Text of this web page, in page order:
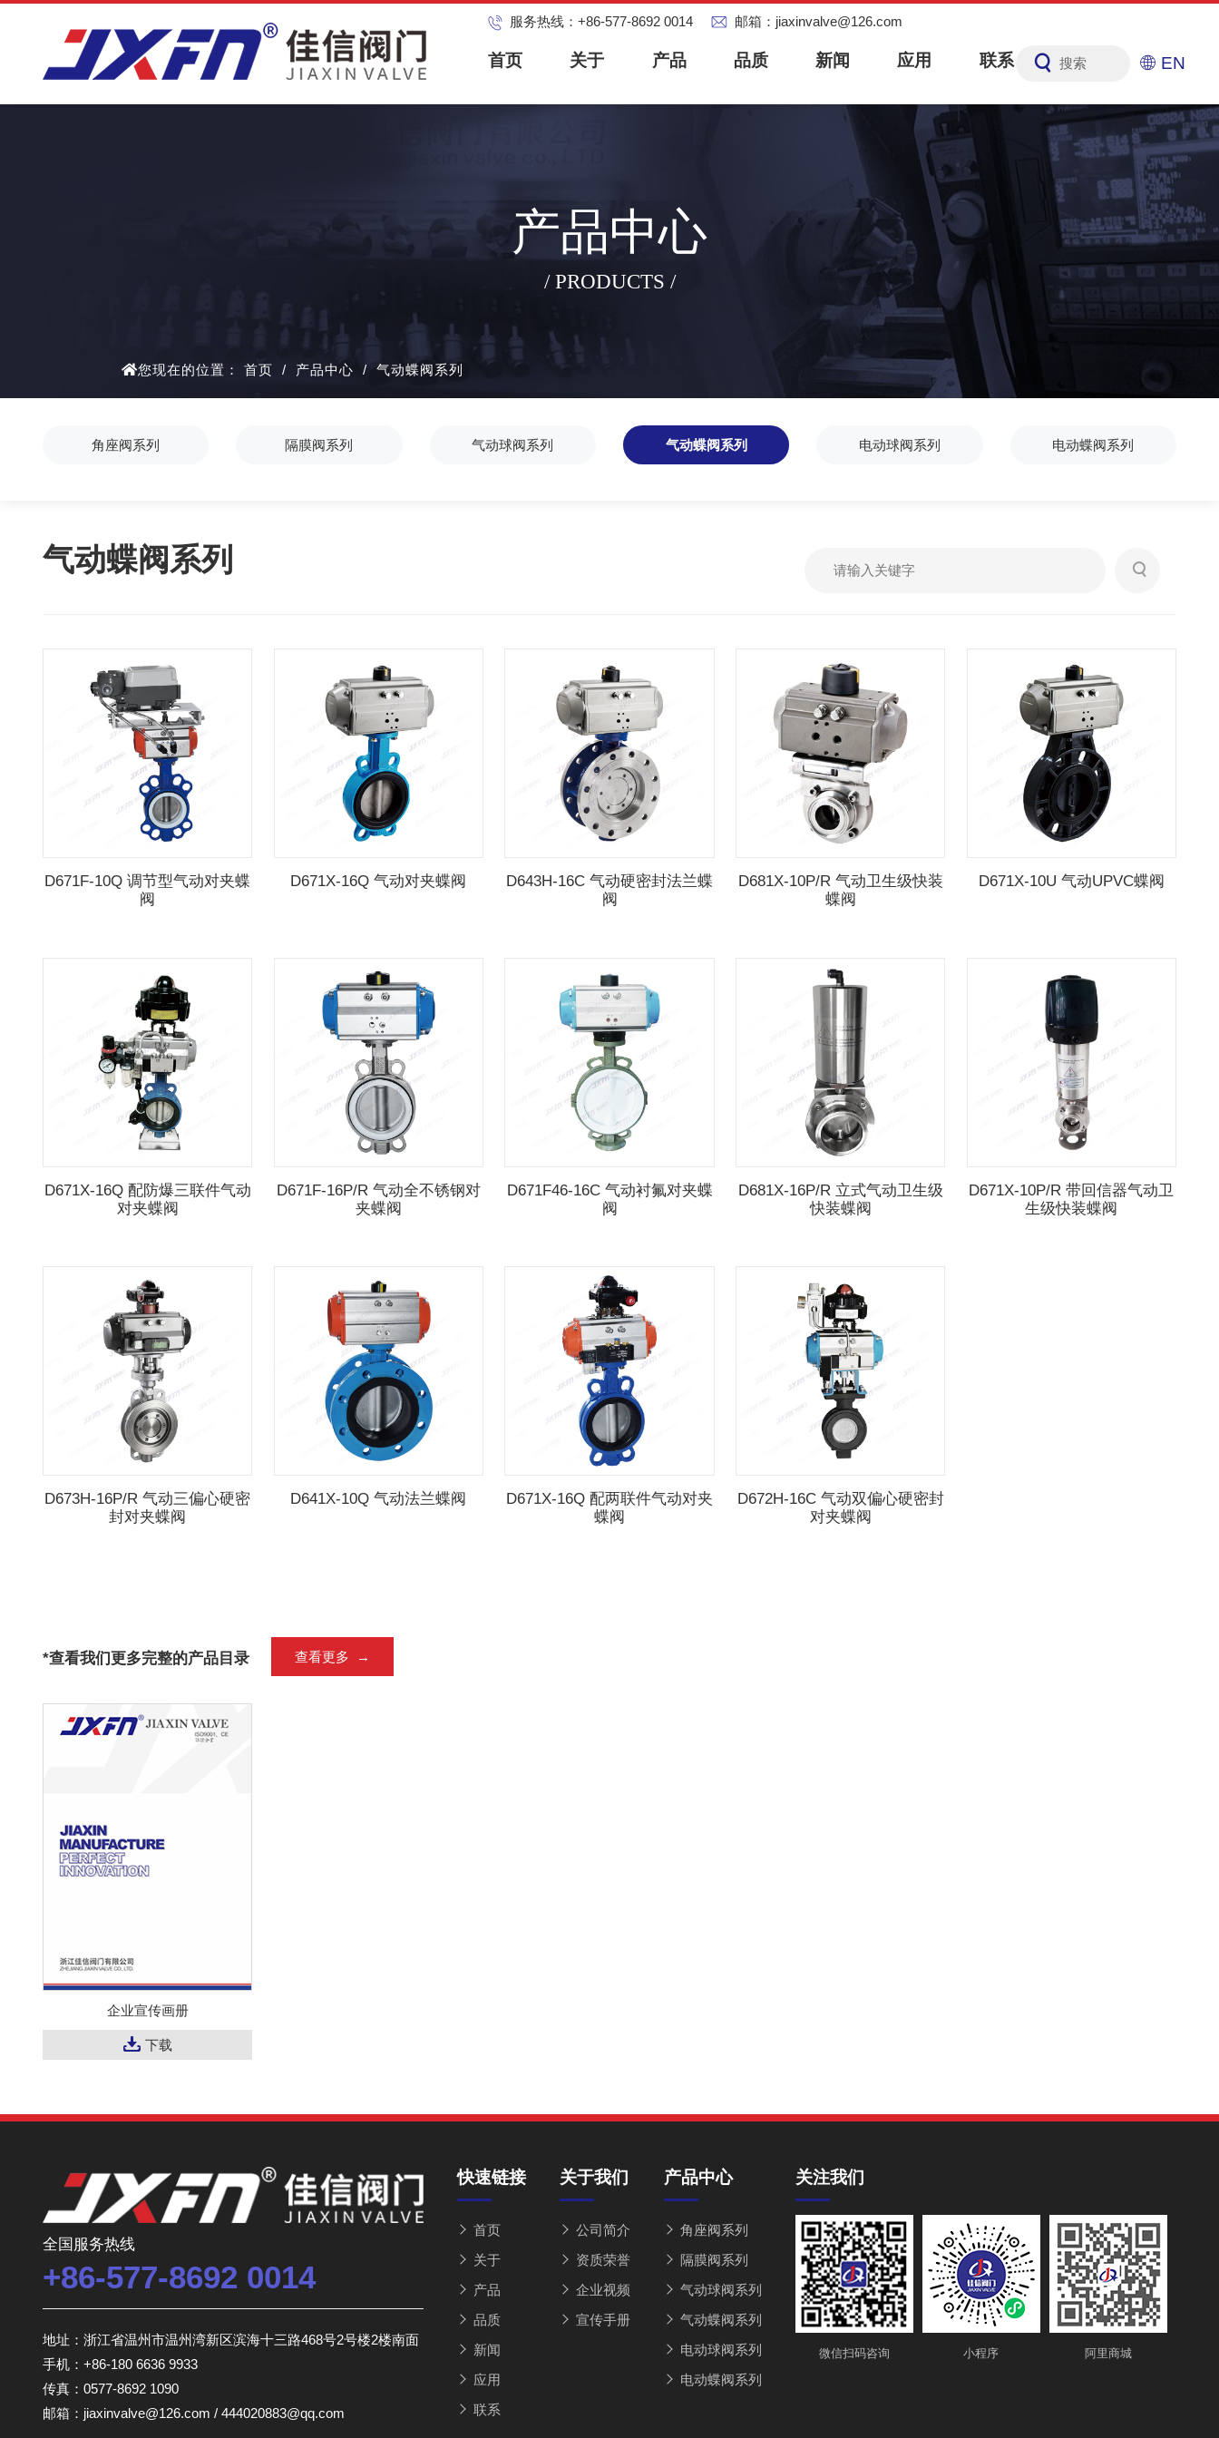
服务热线： +86-577-8692 0014 邮箱： jiaxinvalve@126.com
首页 关于 产品 品质 新闻 应用 联系 搜索 EN
产品中心
/ PRODUCTS /
您现在的位置：首页 / 产品中心 /气动蝶阀系列
角座阀系列 隔膜阀系列 气动球阀系列 气动蝶阀系列 电动球阀系列 电动蝶阀系列
气动蝶阀系列
D671F-10Q 调节型气动对夹蝶
阀
D671X-16Q 气动对夹蝶阀
D643H-16C 气动硬密封法兰蝶
阀
D681X-10P/R 气动卫生级快装
蝶阀
D671X-10U 气动UPVC蝶阀
D671X-16Q 配防爆三联件气动
对夹蝶阀
D671F-16P/R 气动全不锈钢对
夹蝶阀
D671F46-16C 气动衬氟对夹蝶
阀
D681X-16P/R 立式气动卫生级
快装蝶阀
D671X-10P/R 带回信器气动卫
生级快装蝶阀
D673H-16P/R 气动三偏心硬密
封对夹蝶阀
D641X-10Q 气动法兰蝶阀
D671X-16Q 配两联件气动对夹
蝶阀
D672H-16C 气动双偏心硬密封
对夹蝶阀
*查看我们更多完整的产品目录 查看更多 →
企业宣传画册
下载
全国服务热线
+86-577-8692 0014
地址：浙江省温州市温州湾新区滨海十三路468号2号楼2楼南面
手机：+86-180 6636 9933
传真：0577-8692 1090
邮箱：jiaxinvalve@126.com / 444020883@qq.com
快速链接
首页
关于
产品
品质
新闻
应用
联系
关于我们
公司简介
资质荣誉
企业视频
宣传手册
产品中心
角座阀系列
隔膜阀系列
气动球阀系列
气动蝶阀系列
电动球阀系列
电动蝶阀系列
关注我们
微信扫码咨询 小程序 阿里商城